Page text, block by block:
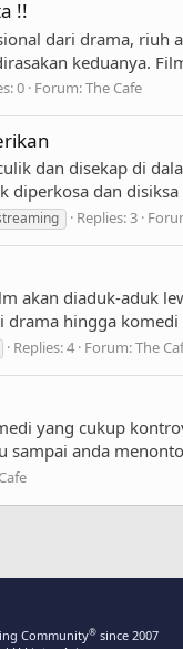
!!
dari drama,
keduanya.
0 Forum:The Cafe
dan disekap di
dan
Replies: 3
akan diaduk-aduk
hingga
Replies: 4 Forum:The
yang cukup
sampai anda
Community®since 2007